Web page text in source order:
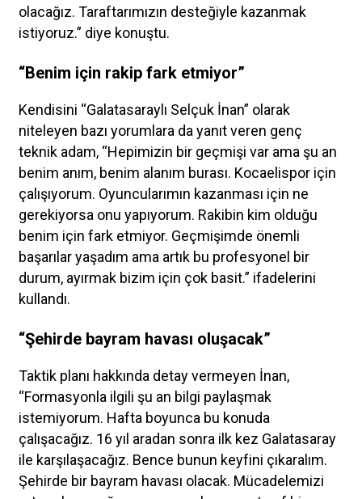
olacağız. Taraftarımızın desteğiyle kazanmak
istiyoruz.” diye konuştu.
“Benim için rakip fark etmiyor”
Kendisini “Galatasaraylı Selçuk İnan” olarak
niteleyen bazı yorumlara da yanıt veren genç
teknik adam, “Hepimizin bir geçmişi var ama şu an
benim anım, benim alanım burası. Kocaelispor için
çalışıyorum. Oyuncularımın kazanması için ne
gerekiyorsa onu yapıyorum. Rakibin kim olduğu
benim için fark etmiyor. Geçmişimde önemli
başarılar yaşadım ama artık bu profesyonel bir
durum, ayırmak bizim için çok basit.” ifadelerini
kullandı.
“Şehirde bayram havası oluşacak”
Taktik planı hakkında detay vermeyen İnan,
“Formasyonla ilgili şu an bilgi paylaşmak
istemiyorum. Hafta boyunca bu konuda
çalışacağız. 16 yıl aradan sonra ilk kez Galatasaray
ile karşılaşacağız. Bence bunun keyfini çıkaralım.
Şehirde bir bayram havası olacak. Mücadelemizi